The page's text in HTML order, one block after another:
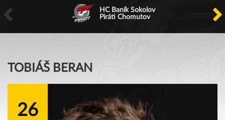
HC Baník Sokolov
Piráti Chomutov
TOBIÁŠ BERAN
26